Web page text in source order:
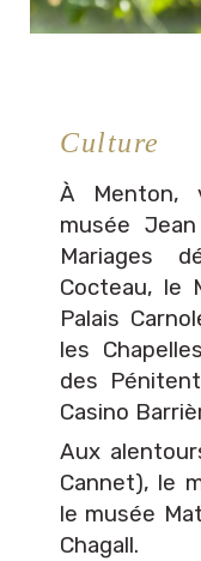
Culture
À Menton,
musée
Mariages
Cocteau, le
Palais
les
des
Casino
Aux
Cannet), le
le musée
Chagall.